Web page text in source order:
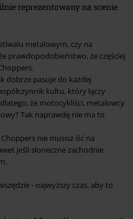
reprezentowany na scenie
metalowym, czy na
prawdopodobieństwo, że częściej
dobrze pasuje do każdej
kultu, który łączy
że motocykliści, metalowcy
Tak naprawdę nie ma to
nie musisz iść na
jeśli słoneczne zachodnie
- najwyższy czas, aby to